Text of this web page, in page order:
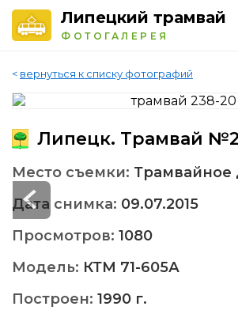
Липецкий трамвай
ФОТОГАЛЕРЕЯ
< вернуться к списку фотографий
Липецк. Трамвай
Место съемки: Трамвайное
Дата снимка: 09.07.2015
Просмотров: 1080
Модель: КТМ 71-605А
Построен: 1990 г.